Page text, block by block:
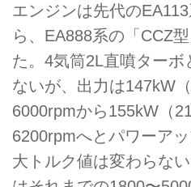
エンジンは先代の
ら、EA888系の「CCZ
た。4気筒2L直噴ターボ
ないが、出力は147kW
6000rpmから155kW（
6200rpmへとパワーア
大トルク値は変わらな